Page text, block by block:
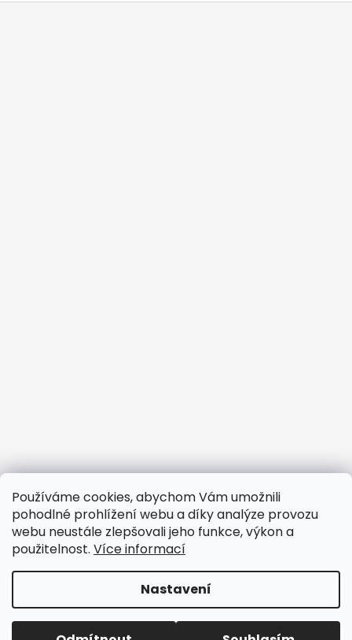
Používáme cookies, abychom Vám umožnili
pohodlné prohlížení webu a díky analýze provozu
webu neustále zlepšovali jeho funkce, výkon a
použitelnost. Více informací
Nastavení
Obchodní podmínky
Podmínky ochrany osobních údajů
Doprava
Copyright 2026design69. Všechna práva vyhrazena.